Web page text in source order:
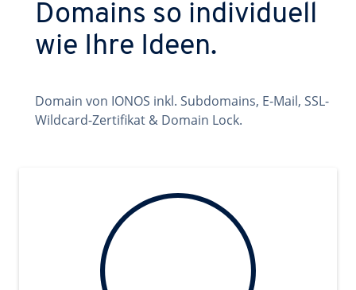
Domains so individuell
wie Ihre Ideen.
Domain von IONOS inkl. Subdomains, E-Mail, SSL-
Wildcard-Zertifikat & Domain Lock.